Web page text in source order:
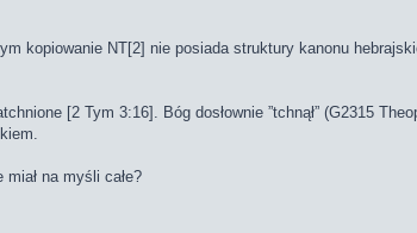
kopiowanie NT[2] nie posiada struktury kanonu
[2 Tym 3:16]. Bóg dosłownie ”tchnął” (G2315
na myśli całe?